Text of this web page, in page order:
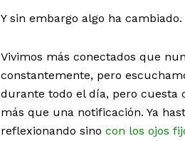
Y sin embargo algo ha cambiado.
Vivimos más conectados que
constantemente, pero
durante todo el día, pero cuesta
más que una notificación. Ya
reflexionando sino con los ojos